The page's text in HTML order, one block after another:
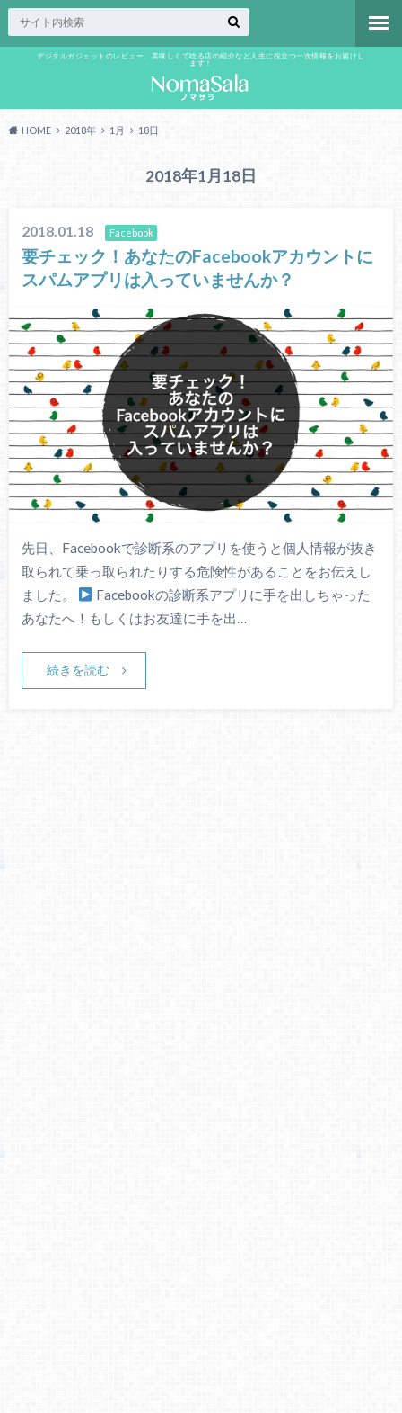
デジタルガジェットのレビュー、美味しくて唸る店の紹介など人生に役立つ一次情報をお届けし
ます！
HOME 2018年 1月 18日
2018年1月18日
2018.01.18 Facebook
要チェック！あなたのFacebookアカウントに
スパムアプリは入っていませんか？
先日、Facebookで診断系のアプリを使うと個人情報が抜き
取られて乗っ取られたりする危険性があることをお伝えし
ました。
Facebookの診断系アプリに手を出しちゃった
あなたへ！もしくはお友達に手を出…
続きを読む